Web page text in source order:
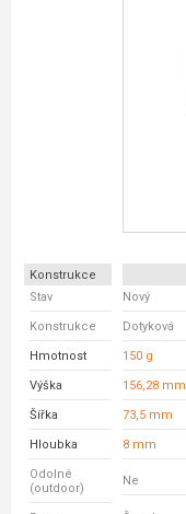
Konstrukce
Stav
Nový
Konstrukce Dotyková
Hmotnost 150 g
Výška 156,28 mm
Šířka 73,5 mm
Hloubka 8 mm
Odolné
(outdoor)
Ne